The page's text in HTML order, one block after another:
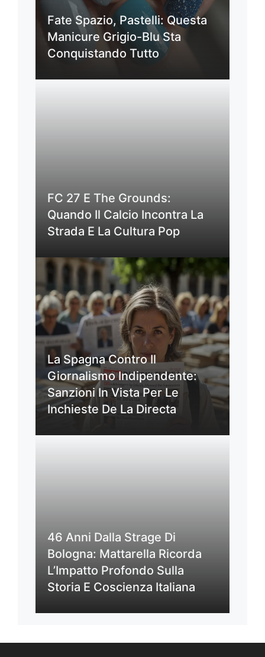
Fate Spazio, Pastelli: Questa
Manicure Grigio-Blu Sta
Conquistando Tutto
FC 27 E The Grounds:
Quando Il Calcio Incontra La
Strada E La Cultura Pop
La Spagna Contro Il
Giornalismo Indipendente:
Sanzioni In Vista Per Le
Inchieste De La Directa
46 Anni Dalla Strage Di
Bologna: Mattarella Ricorda
L’Impatto Profondo Sulla
Storia E Coscienza Italiana